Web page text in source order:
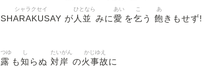
SHARAKUSAY
シャラクセイ
が 人並
ひとなら
みに愛
あい
を乞
こ
う 飽
あ
きもせず!
露
つゆ
も知
し
らぬ 対岸
たいがん
の火事故
かじゆえ
に